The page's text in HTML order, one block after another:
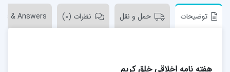
توضیحات حمل و نقل نظرات (0) & Answers
هفته نامه اخلاقی خلق کریم